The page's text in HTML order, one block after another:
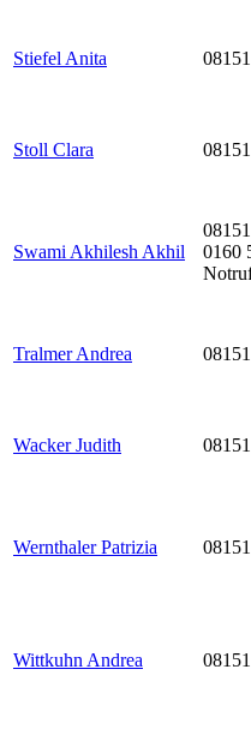
Stiefel Anita
Stoll Clara
Swami Akhilesh Akhil
0160
Tralmer Andrea
Wacker Judith
Wernthaler Patrizia
Wittkuhn Andrea